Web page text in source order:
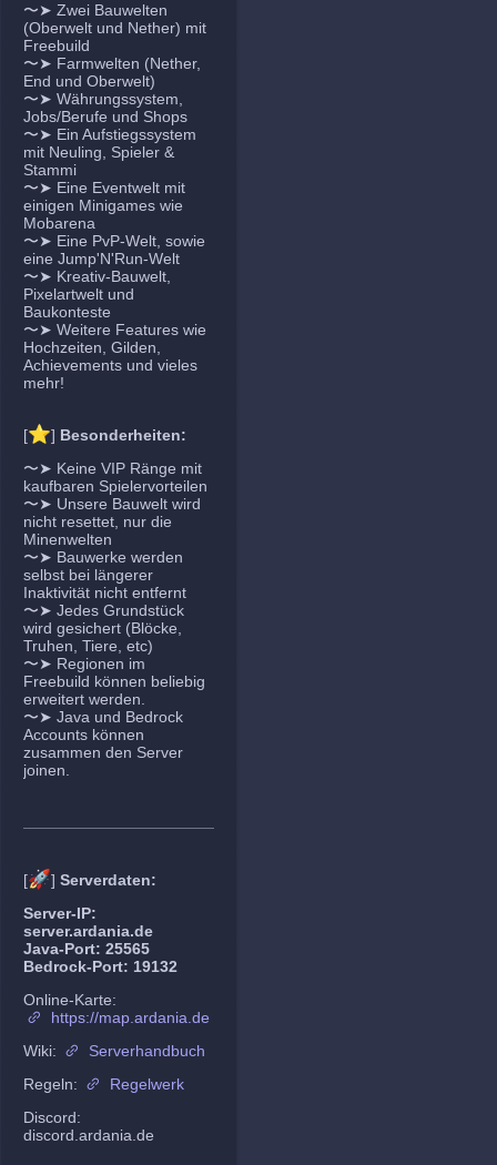
〜➤ Zwei Bauwelten
(Oberwelt und Nether) mit
Freebuild
〜➤ Farmwelten (Nether,
End und Oberwelt)
〜➤ Währungssystem,
Jobs/Berufe und Shops
〜➤ Ein Aufstiegssystem
mit Neuling, Spieler &
Stammi
〜➤ Eine Eventwelt mit
einigen Minigames wie
Mobarena
〜➤ Eine PvP-Welt, sowie
eine Jump'N'Run-Welt
〜➤ Kreativ-Bauwelt,
Pixelartwelt und
Baukonteste
〜➤ Weitere Features wie
Hochzeiten, Gilden,
Achievements und vieles
mehr!
[⭐] Besonderheiten:
〜➤ Keine VIP Ränge mit
kaufbaren Spielervorteilen
〜➤ Unsere Bauwelt wird
nicht resettet, nur die
Minenwelten
〜➤ Bauwerke werden
selbst bei längerer
Inaktivität nicht entfernt
〜➤ Jedes Grundstück
wird gesichert (Blöcke,
Truhen, Tiere, etc)
〜➤ Regionen im
Freebuild können beliebig
erweitert werden.
〜➤ Java und Bedrock
Accounts können
zusammen den Server
joinen.
[🚀] Serverdaten:
Server-IP:
server.ardania.de
Java-Port: 25565
Bedrock-Port: 19132
Online-Karte:
https://map.ardania.de
Wiki:
Serverhandbuch
Regeln:
Regelwerk
Discord:
discord.ardania.de